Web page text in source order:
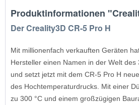
Produktinformationen
DerCreality3D CR-5 Pro H
Mit millionenfach verkauften Geräten
Hersteller einen Namen in der Welt
und setzt jetzt mit dem CR-5 Pro H
des Hochtemperaturdrucks. Mit einer
zu 300 °C und einem großzügigen